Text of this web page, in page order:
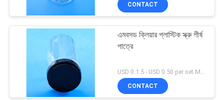
CONTACT
এমবসড ক্লিয়ার প্লাস্টিক স্ক্রু শীর্ষ
পাত্রে
CONTACT